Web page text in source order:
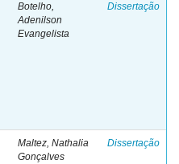
Botelho,
Adenilson
Evangelista
Dissertação
Maltez, Nathalia
Gonçalves
Dissertação